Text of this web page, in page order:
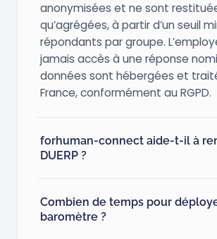
anonymisées et ne sont
qu’agrégées, à partir d’un seuil
répondants par groupe.
jamais accès à une réponse
données sont hébergées et
France, conformément au RGPD.
forhuman-connect aide-t-il à
DUERP ?
Combien de temps pour
baromètre ?